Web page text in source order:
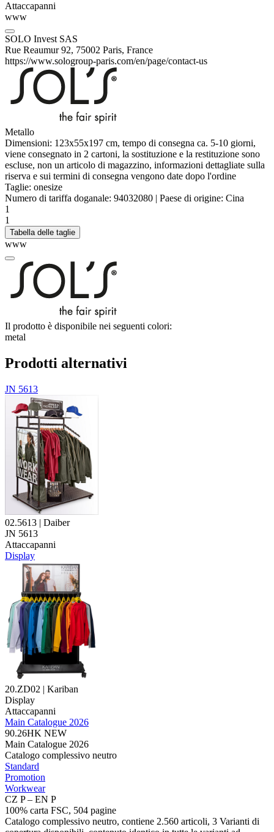
Attaccapanni
www
SOLO Invest SAS
Rue Reaumur 92, 75002 Paris, France
https://www.sologroup-paris.com/en/page/contact-us
Metallo
Dimensioni: 123x55x197 cm, tempo di consegna ca. 5-10 giorni,
viene consegnato in 2 cartoni, la sostituzione e la restituzione sono
escluse, non un articolo di magazzino, informazioni dettagliate sulla
riserva e sui termini di consegna vengono date dopo l'ordine
Taglie: onesize
Numero di tariffa doganale: 94032080 | Paese di origine: Cina
1
1
Tabella delle taglie
www
Il prodotto è disponibile nei seguenti colori:
metal
Prodotti alternativi
JN 5613
02.5613 | Daiber
JN 5613
Attaccapanni
Display
20.ZD02 | Kariban
Display
Attaccapanni
Main Catalogue 2026
90.26HK NEW
Main Catalogue 2026
Catalogo complessivo neutro
Standard
Promotion
Workwear
CZ P – EN P
100% carta FSC, 504 pagine
Catalogo complessivo neutro, contiene 2.560 articoli, 3 Varianti di